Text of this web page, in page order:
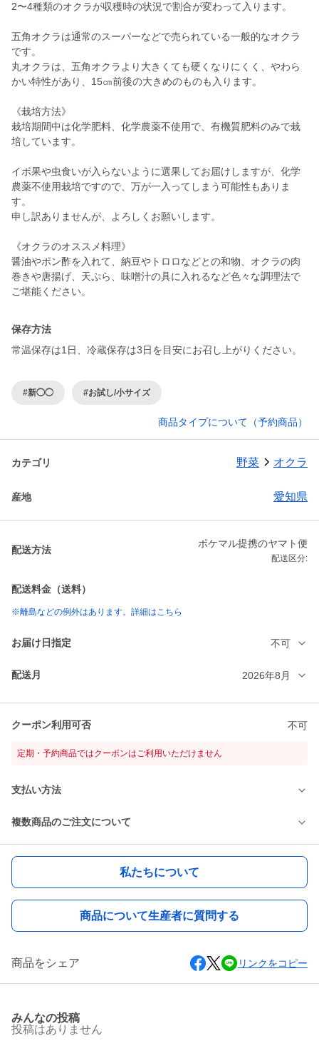
2〜4種類のオクラが収穫時の状況で割合が変わって入ります。
五角オクラは通常のスーパーなどで売られている一般的なオクラ
です。
丸オクラは、五角オクラより大きくても硬くなりにくく、やわら
かい特性があり、15㎝前後の大きめのものも入ります。
《栽培方法》
栽培期間中は化学肥料、化学農薬不使用で、有機質肥料のみで栽
培しています。
イボ果や虫食いが入らないように選果してお届けしますが、化学
農薬不使用栽培ですので、万が一入ってしまう可能性もありま
す。
申し訳ありませんが、よろしくお願いします。
《オクラのオススメ料理》
醤油やポン酢を入れて、納豆やトロロなどとの和物、オクラの肉
巻きや唐揚げ、天ぷら、味噌汁の具に入れるなど色々な調理法で
ご堪能ください。
保存方法
常温保存は1日、冷蔵保存は3日を目安にお召し上がりください。
#新◯◯ #お試し/小サイズ
商品タイプについて（予約商品）
カテゴリ 野菜 オクラ
産地 愛知県
配送方法
ポケマル提携のヤマト便
配送区分:
配送料金（送料）
※離島などの例外はあります。詳細はこちら
お届け日指定 不可
配送月 2026年8月
クーポン利用可否 不可
定期・予約商品ではクーポンはご利用いただけません
支払い方法
複数商品のご注文について
私たちについて
商品について生産者に質問する
商品をシェア リンクをコピー
みんなの投稿
投稿はありません